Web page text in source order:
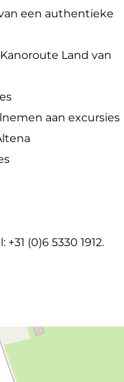
een authentieke
Land van
aan excursies
(0)6 5330 1912.